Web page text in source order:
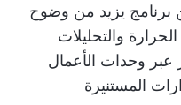
يزيد من وضوح
والتحليلات
عبر وحدات الأعمال
المستنيرة